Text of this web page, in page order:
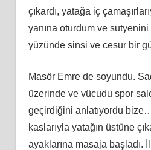
çıkardı, yatağa iç
yanına oturdum ve sutyenini
yüzünde sinsi ve cesur bir
Masör Emre de soyundu.
üzerinde ve vücudu spor
geçirdiğini anlatıyordu
kaslarıyla yatağın üstüne
ayaklarına masaja başladı.